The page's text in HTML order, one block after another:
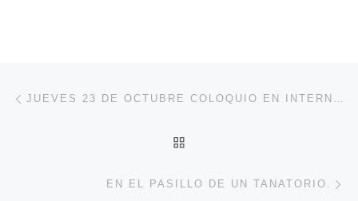
Navegación de entradas JUEVES 23 DE OCTUBRE COLOQUIO EN INTERNET
EN EL PASILLO DE UN TANATORIO.